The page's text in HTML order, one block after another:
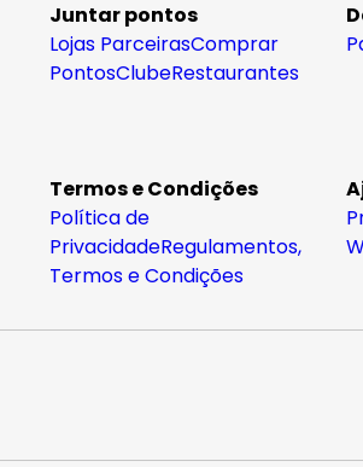
Juntar pontos
Lojas ParceirasComprar
PontosClubeRestaurantes
Termos e Condições
Política de
PrivacidadeRegulamentos,
Termos e Condições